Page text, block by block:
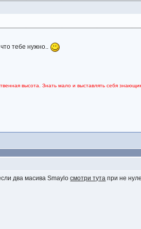
тебе нужно..
высота. Знать мало и выставлять себя
два масива Smayloсмотри тута при не